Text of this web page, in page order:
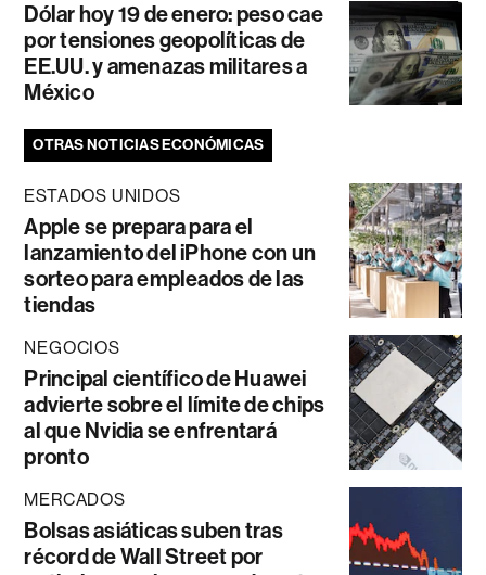
Dólar hoy 19 de enero: peso cae
por tensiones geopolíticas de
EE.UU. y amenazas militares a
México
OTRAS NOTICIAS ECONÓMICAS
ESTADOS UNIDOS
Apple se prepara para el
lanzamiento del iPhone con un
sorteo para empleados de las
tiendas
NEGOCIOS
Principal científico de Huawei
advierte sobre el límite de chips
al que Nvidia se enfrentará
pronto
MERCADOS
Bolsas asiáticas suben tras
récord de Wall Street por